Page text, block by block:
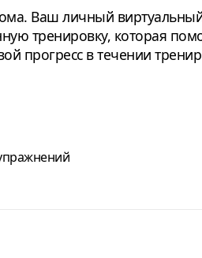
Ваш личный
тренировку, которая
прогресс в течении